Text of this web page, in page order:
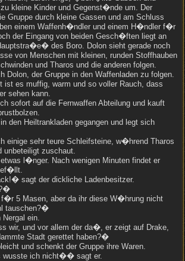
kleine Kinder und Gegenst�nde um. Der
Gruppe durch kleine Gassen und am Schluss
einem Waffenh�ndler und einem H�ndler f�r
der Eingang von beiden Gesch�ften liegt an
des Boro. Dolon sieht gerade noch
von Menschen mit kleinen, runden Stoffhauben
und Tharos und die anderen folgen.
Dolon, der Gruppe in den Waffenladen zu folgen.
ist es muffig, warm und so voller Rauch, dass
sehen kann.
sofort auf die Fernwaffen Abteilung und kauft
den Heiltrankladen gegangen und legt sich
einige sehr teure Schleifsteine, w�hrend Tharos
unbeteiligt zuschaut.
l�nger. Nach wenigen Minuten findet er
sagt der dickliche Ladenbesitzer.
5 Masen, aber da ihr diese W�hrung nicht
tauschen?�
ein.
wir, und vor allem der da�, er zeigt auf Drake,
Stadt gerettet haben?�
und schenkt der Gruppe ihre Waren.
wusste ich nicht�� sagt er.